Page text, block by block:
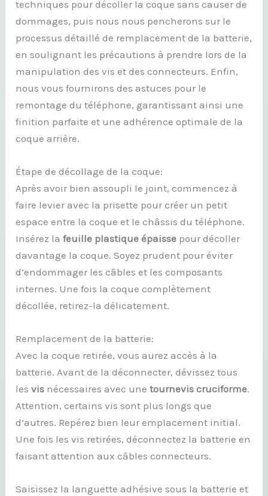
techniques pour décoller la coque sans causer de
dommages, puis nous nous pencherons sur le
processus détaillé de remplacement de la batterie,
en soulignant les précautions à prendre lors de la
manipulation des vis et des connecteurs. Enfin,
nous vous fournirons des astuces pour le
remontage du téléphone, garantissant ainsi une
finition parfaite et une adhérence optimale de la
coque arrière.
Étape de décollage de la coque:
Après avoir bien assoupli le joint, commencez à
faire levier avec la prisette pour créer un petit
espace entre la coque et le châssis du téléphone.
Insérez lafeuille plastique épaisse pour décoller
davantage la coque. Soyez prudent pour éviter
d’endommager les câbles et les composants
internes. Une fois la coque complètement
décollée, retirez-la délicatement.
Remplacement de la batterie:
Avec la coque retirée, vous aurez accès à la
batterie. Avant de la déconnecter, dévissez tous
lesvis nécessaires avec unetournevis cruciforme.
Attention, certains vis sont plus longs que
d’autres. Repérez bien leur emplacement initial.
Une fois les vis retirées, déconnectez la batterie en
faisant attention aux câbles connecteurs.
Saisissez la languette adhésive sous la batterie et